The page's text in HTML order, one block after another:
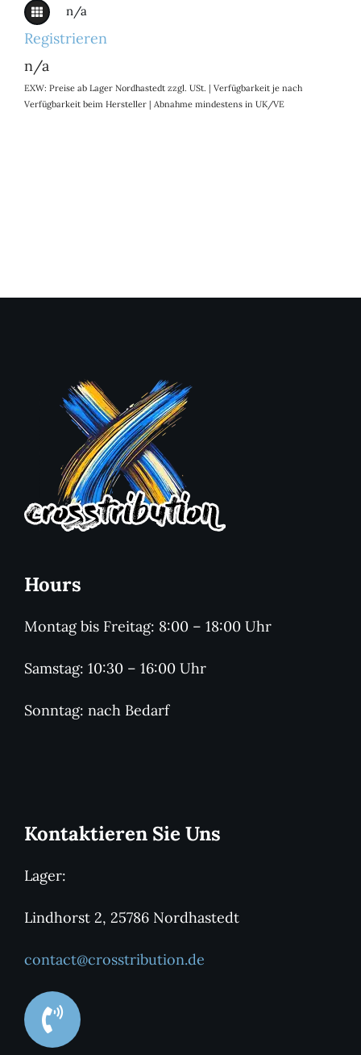
n/a
Registrieren
n/a
EXW: Preise ab Lager Nordhastedt zzgl. USt. | Verfügbarkeit je nach
Verfügbarkeit beim Hersteller | Abnahme mindestens in UK/VE
Hours
Montag bis Freitag: 8:00 – 18:00 Uhr
Samstag: 10:30 – 16:00 Uhr
Sonntag: nach Bedarf
Kontaktieren Sie Uns
Lager:
Lindhorst 2, 25786 Nordhastedt
contact@crosstribution.de